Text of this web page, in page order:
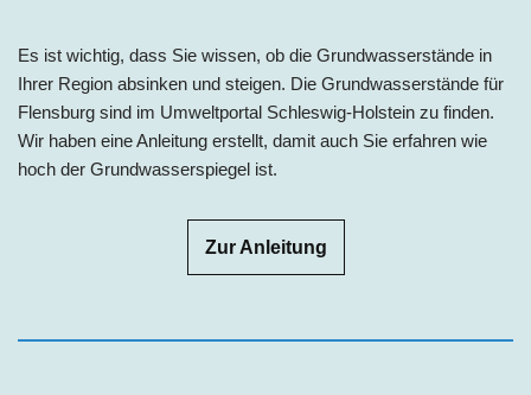
Es ist wichtig, dass Sie wissen, ob die Grundwasserstände in
Ihrer Region absinken und steigen. Die Grundwasserstände für
Flensburg sind im Umweltportal Schleswig-Holstein zu finden.
Wir haben eine Anleitung erstellt, damit auch Sie erfahren wie
hoch der Grundwasserspiegel ist.
Zur Anleitung